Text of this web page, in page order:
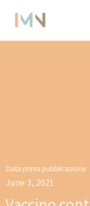
Data prima pubblicazione
June 3, 2021